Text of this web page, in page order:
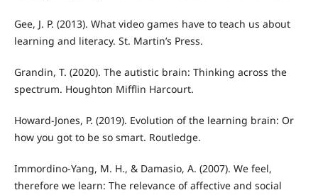
Gee, J. P. (2013). What video games have to teach us about
learning and literacy. St. Martin’s Press.
Grandin, T. (2020). The autistic brain: Thinking across the
spectrum. Houghton Mifflin Harcourt.
Howard-Jones, P. (2019). Evolution of the learning brain: Or
how you got to be so smart. Routledge.
Immordino-Yang, M. H., & Damasio, A. (2007). We feel,
therefore we learn: The relevance of affective and social